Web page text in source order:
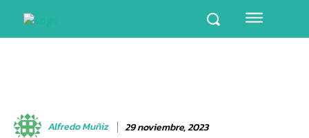
Alfredo Muñiz 29 noviembre, 2023